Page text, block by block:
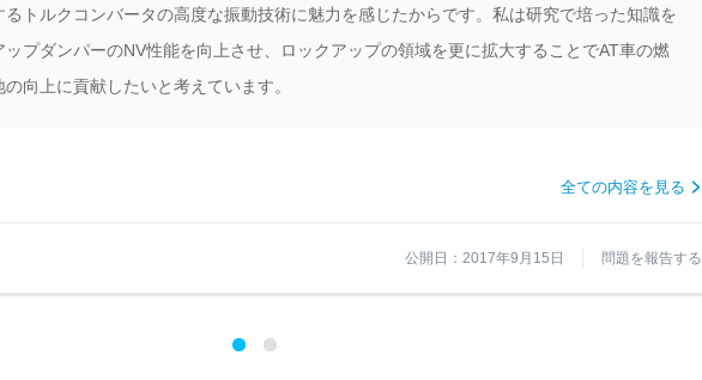
るトルクコンバータの高度な振動技術に魅力を感じたからです。私は研究で培った知識を
プダンパーのNV性能を向上させ、ロックアップの領域を更に拡大することでAT車の燃
向上に貢献したいと考えています。
全ての内容を見る
公開日：2017年9月15日 問題を報告する